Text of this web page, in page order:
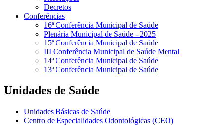
Decretos
Conferências
16ª Conferência Municipal de Saúde
Plenária Municipal de Saúde - 2025
15ª Conferência Municipal de Saúde
III Conferência Municipal de Saúde Mental
14ª Conferência Municipal de Saúde
13ª Conferência Municipal de Saúde
Unidades de Saúde
Unidades Básicas de Saúde
Centro de Especialidades Odontológicas (CEO)